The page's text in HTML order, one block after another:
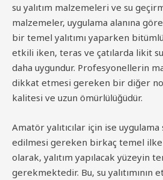
su yalıtım malzemeleri ve su
malzemeler, uygulama alanına
bir temel yalıtımı yaparken
etkili iken, teras ve çatılarda likit
daha uygundur. Profesyonellerin
dikkat etmesi gereken bir diğer
kalitesi ve uzun ömürlülüğüdür.
Amatör yalıtıcılar için ise uygulama
edilmesi gereken birkaç temel ilke
olarak, yalıtım yapılacak yüzeyin
gerekmektedir. Bu, su yalıtımının